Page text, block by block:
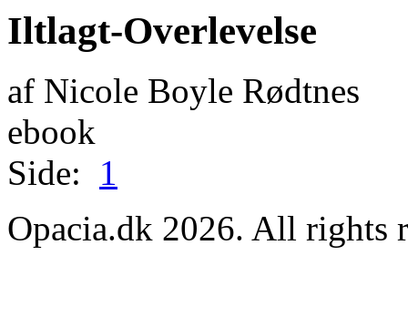
Iltlagt-Overlevelse
af Nicole Boyle Rødtnes
ebook
Side: 1
Opacia.dk 2026. All rights